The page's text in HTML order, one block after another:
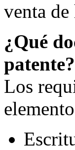
venta
¿Qué
patente?
Los